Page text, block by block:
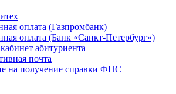
оплата (Газпромбанк)
оплата (Банк «Санкт-Петербург»)
абитуриента
почта
на получение справки ФНС